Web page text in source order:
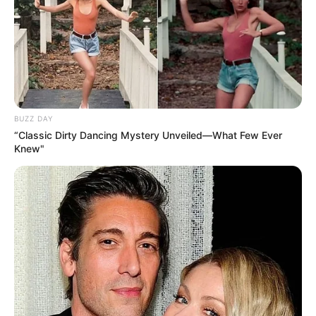
9 JACK SURPRISE
Jack Surprise semble limité face à ce lot, surtout avec
un numéro défavorable (9) en première ligne. S’il a
montré des capacités en province durant l’été, ses
dernières sorties sont en demi-teinte. Il pourrait
viser une cinquième place en cas de défaillance des
favoris.
Conclusion de l’analyse le bon
Ticket Quinté du jour
La compétition s’annonce intense sur ce parcours de
vitesse.Jovial Haufor (2)semble être le favori
logique grâce à son bon numéro et sa forme
actuelle.Junkies Minds (16), malgré son numéro
difficile, est un candidat sérieux à la victoire.
Jacomo Bello (12)etJytrace de Houelle (15)
BUZZ DAY
“Classic Dirty Dancing Mystery Unveiled—What Few Ever
Knew"